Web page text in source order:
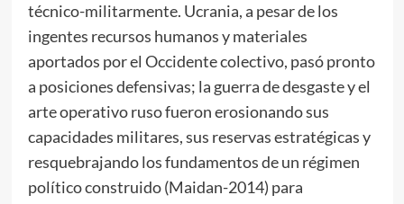
técnico-militarmente. Ucrania, a pesar de los
ingentes recursos humanos y materiales
aportados por el Occidente colectivo, pasó pronto
a posiciones defensivas; la guerra de desgaste y el
arte operativo ruso fueron erosionando sus
capacidades militares, sus reservas estratégicas y
resquebrajando los fundamentos de un régimen
político construido (Maidan-2014) para